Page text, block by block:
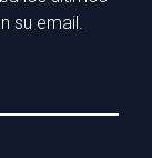
su email.